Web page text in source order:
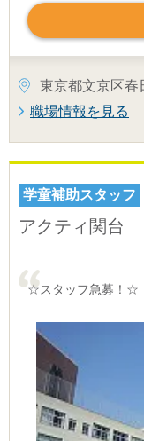
東京都文京区
職場情報を見る
学童補助スタッフ
アクティ関台
☆スタッフ急募！☆